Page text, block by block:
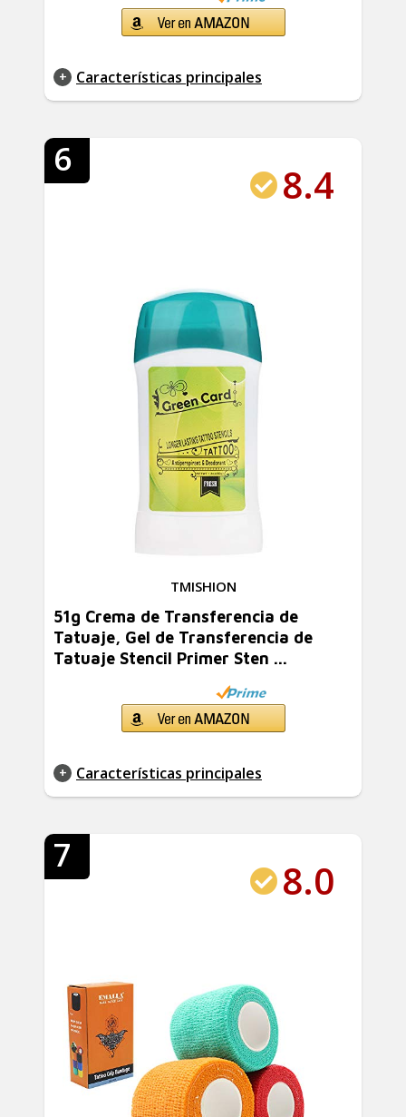
Características principales
6
8.4
TMISHION
51g Crema de Transferencia de
Tatuaje, Gel de Transferencia de
Tatuaje Stencil Primer Sten ...
Características principales
7
8.0